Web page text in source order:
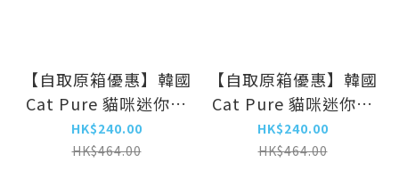
【自取原箱優惠】韓國
Cat Pure 貓咪迷你主
食罐 雞胸肉 & 鴿子 &
三文魚 30g×6 (CP-
HK$240.00
HK$464.00
【自取原箱優惠】韓國
Cat Pure 貓咪迷你主
食罐 吞拿魚 & 海蝦
30g×6 (CP-
HK$240.00
HK$464.00